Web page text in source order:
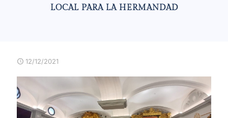
LOCAL PARA LA HERMANDAD
12/12/2021